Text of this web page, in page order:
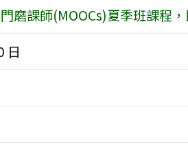
磨課師(MOOCs)夏季班課程
日